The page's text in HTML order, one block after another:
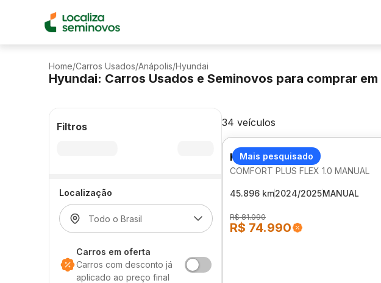
Home/Carros Usados/Anápolis/Hyundai
Hyundai: Carros Usados e Seminovos para comprar em
Filtros
Localização
Carros em oferta
Carros com desconto já
aplicado ao preço final
34 veículos
Mais pesquisado
HYUNDAI HB20
COMFORT PLUS FLEX 1.0 MANUAL
45.896 km2024/2025MANUAL
R$ 81.090
R$ 74.990